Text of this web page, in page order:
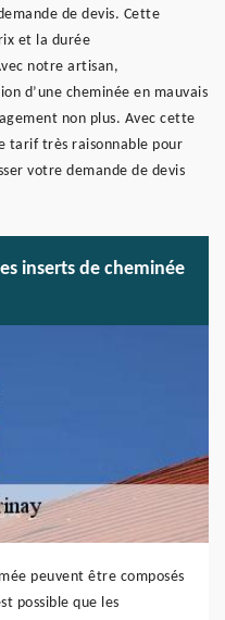
de devis. Cette
et la durée
notre artisan,
d’une cheminée en mauvais
non plus. Avec cette
tarif très raisonnable pour
votre demande de devis
inserts de cheminée
peuvent être composés
possible que les